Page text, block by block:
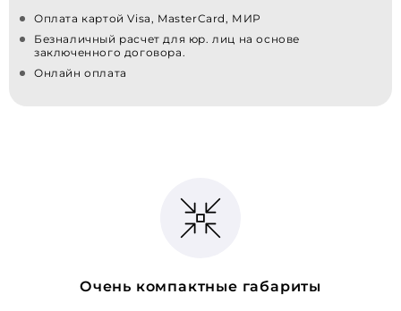
Оплата картой Visa, MasterCard, МИР
Безналичный расчет для юр. лиц на основе
заключенного договора.
Онлайн оплата
Очень компактные габариты